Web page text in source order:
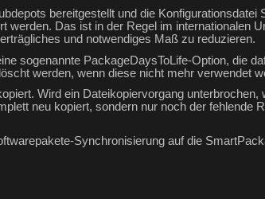
bereitgestellt und die Konfigurationsdatei
werden. Das ist in der Regel im internationalen
und notwendiges Maß zu reduzieren.
sogenannte PackageDaysToLife-Option, die
werden, wenn diese nicht mehr verwendet
Wird ein Dateikopiervorgang unterbrochen,
neu kopiert, sondern nur noch der fehlende
Synchronisierung auf die